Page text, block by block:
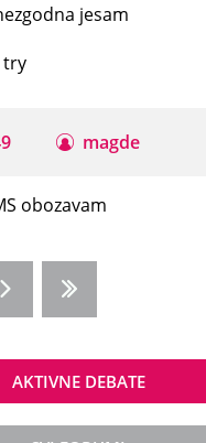
jesam
try
magde
obozavam
AKTIVNE DEBATE